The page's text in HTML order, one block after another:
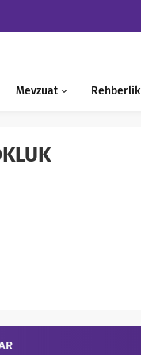
Mevzuat Rehberlik